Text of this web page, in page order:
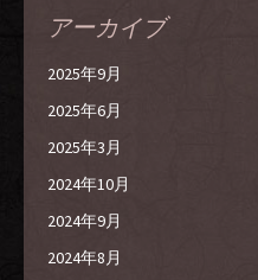
アーカイブ
2025年9月
2025年6月
2025年3月
2024年10月
2024年9月
2024年8月